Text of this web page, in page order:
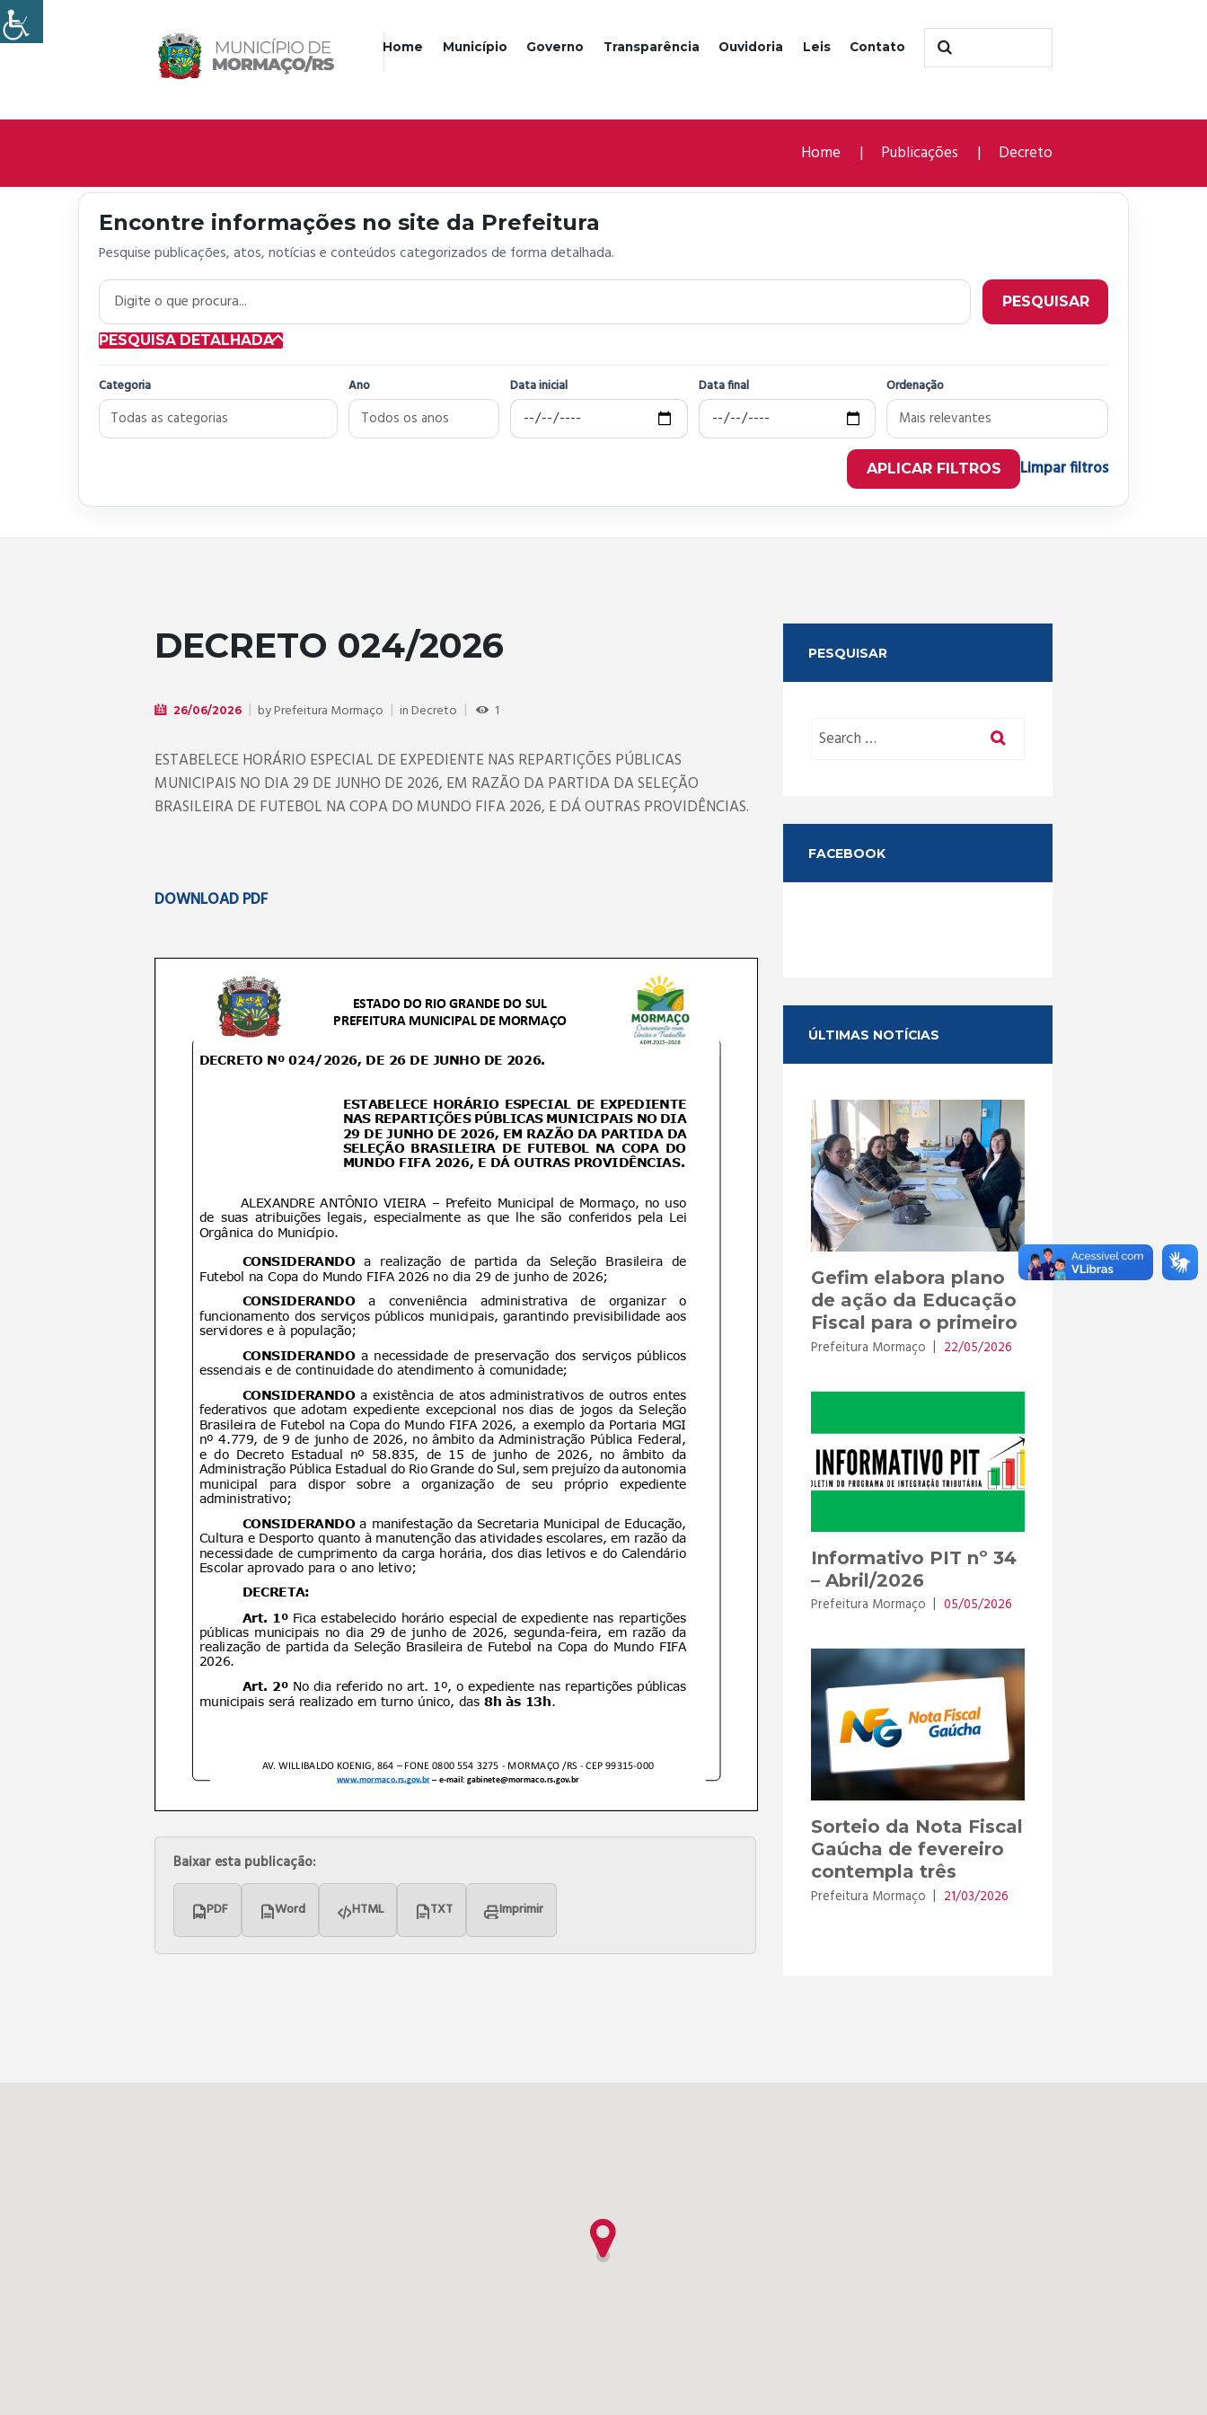
Home Município Governo Transparência Ouvidoria Leis Contato
Home Publicações Decreto
Encontre informações no site da Prefeitura
Pesquise publicações, atos, notícias e conteúdos categorizados de forma detalhada.
Digite o que procura PESQUISAR
PESQUISA DETALHADA
Categoria Ano Data inicial Data final Ordenação
APLICAR FILTROS Limpar filtros
DECRETO 024/2026
26/06/2026 byPrefeitura Mormaço in Decreto 1
ESTABELECE HORÁRIO ESPECIAL DE EXPEDIENTE NAS REPARTIÇÕES PÚBLICAS
MUNICIPAIS NO DIA 29 DE JUNHO DE 2026, EM RAZÃO DA PARTIDA DA SELEÇÃO
BRASILEIRA DE FUTEBOL NA COPA DO MUNDO FIFA 2026, E DÁ OUTRAS PROVIDÊNCIAS.
DOWNLOAD PDF
Baixar esta publicação:
PDF Word HTML TXT Imprimir
PESQUISAR
FACEBOOK
ÚLTIMAS NOTÍCIAS
Gefim elabora plano
de ação da Educação
Fiscal para o primeiro
semestre em
Prefeitura Mormaço 22/05/2026
Informativo PIT nº 34
– Abril/2026
Prefeitura Mormaço 05/05/2026
Sorteio da Nota Fiscal
Gaúcha de fevereiro
contempla três
moradores de
Prefeitura Mormaço 21/03/2026